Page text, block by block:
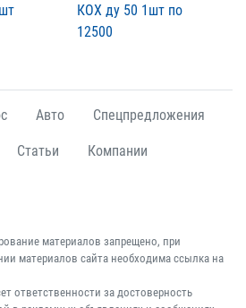
КОХ ду 50 1шт по
12500
Авто Спецпредложения
Статьи Компании
материалов запрещено, при
материалов сайта необходима ссылка на
ответственности за достоверность